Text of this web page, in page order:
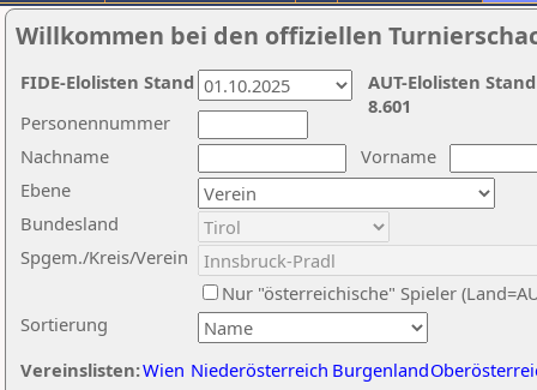
Willkommen bei den offiziellen
Nachname
Vorname
Ebene
Sortierung
Personennummer
Bundesland
Spgem./Kreis/Verein
Nur "österreichische" Spieler
Vereinslisten:Wien Niederösterreich Burgenland
AUT-Elolisten
8.601
FIDE-Elolisten Stand